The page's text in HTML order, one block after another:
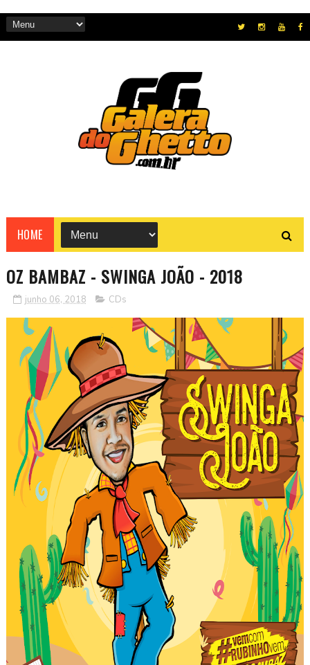
HOME
OZ BAMBAZ - SWINGA JOÃO - 2018
junho 06, 2018 CDs